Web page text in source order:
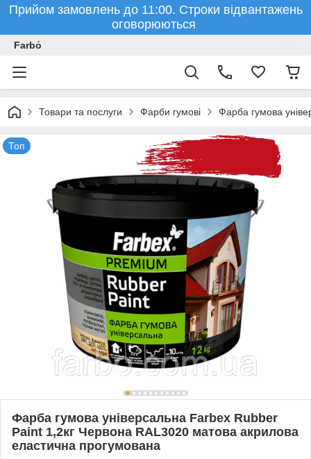
Прийом замовлень до 11:00. Строки відвантажень
оговорюються
Farbо́
Товари та послуги Фарби гумові Фарба гумова
Топ
Фарба гумова універсальна Farbex Rubber
Paint 1,2кг Червона RAL3020 матова акрилова
еластична прогумована